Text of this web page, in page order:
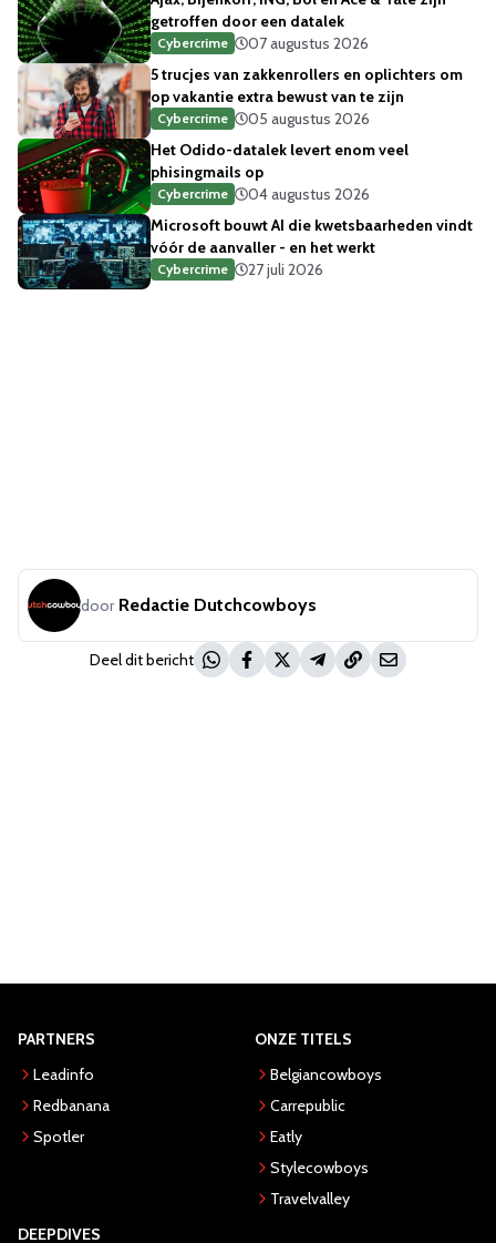
getroffen door een datalek
Cybercrime
07 augustus 2026
5 trucjes van zakkenrollers en oplichters om
op vakantie extra bewust van te zijn
Cybercrime
05 augustus 2026
Het Odido-datalek levert enom veel
phisingmails op
Cybercrime
04 augustus 2026
Microsoft bouwt AI die kwetsbaarheden vindt
vóór de aanvaller - en het werkt
Cybercrime 27 juli 2026
door Redactie Dutchcowboys
Deel dit bericht
PARTNERS
Leadinfo
Redbanana
Spotler
ONZE TITELS
Belgiancowboys
Carrepublic
Eatly
Stylecowboys
Travelvalley
DEEPDIVES